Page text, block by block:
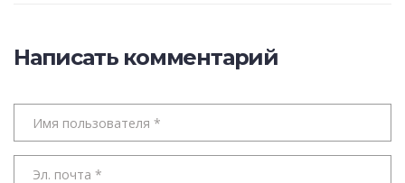
Написать комментарий